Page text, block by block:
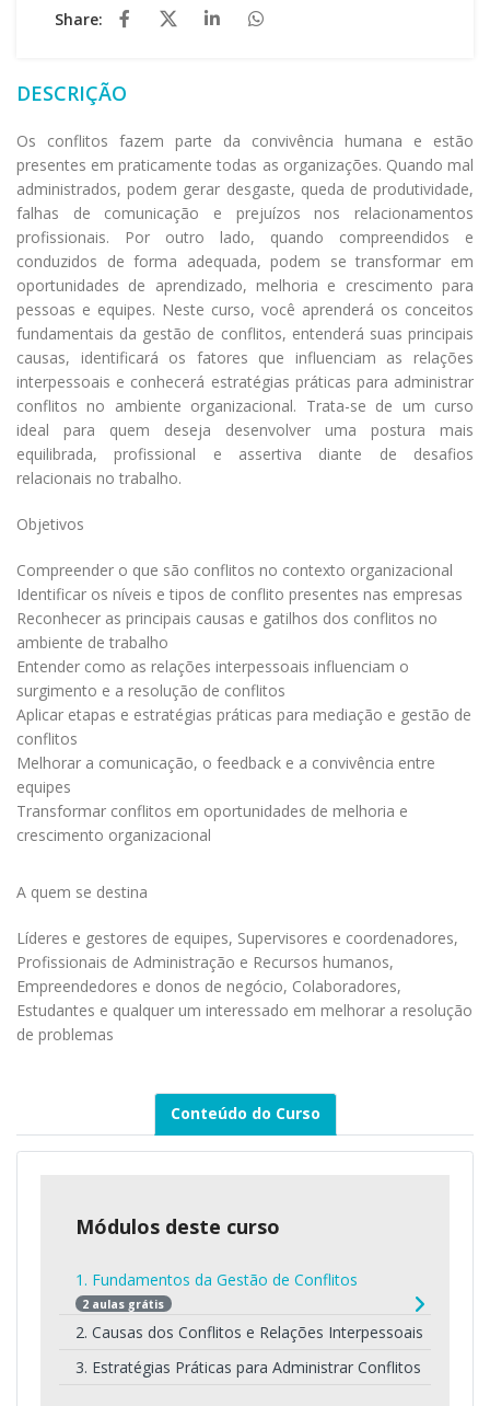
Share:
DESCRIÇÃO
Os conflitos fazem parte da convivência humana e estão
presentes em praticamente todas as organizações. Quando mal
administrados, podem gerar desgaste, queda de produtividade,
falhas de comunicação e prejuízos nos relacionamentos
profissionais. Por outro lado, quando compreendidos e
conduzidos de forma adequada, podem se transformar em
oportunidades de aprendizado, melhoria e crescimento para
pessoas e equipes. Neste curso, você aprenderá os conceitos
fundamentais da gestão de conflitos, entenderá suas principais
causas, identificará os fatores que influenciam as relações
interpessoais e conhecerá estratégias práticas para administrar
conflitos no ambiente organizacional. Trata-se de um curso
ideal para quem deseja desenvolver uma postura mais
equilibrada, profissional e assertiva diante de desafios
relacionais no trabalho.
Objetivos
Compreender o que são conflitos no contexto organizacional
Identificar os níveis e tipos de conflito presentes nas empresas
Reconhecer as principais causas e gatilhos dos conflitos no
ambiente de trabalho
Entender como as relações interpessoais influenciam o
surgimento e a resolução de conflitos
Aplicar etapas e estratégias práticas para mediação e gestão de
conflitos
Melhorar a comunicação, o feedback e a convivência entre
equipes
Transformar conflitos em oportunidades de melhoria e
crescimento organizacional
A quem se destina
Líderes e gestores de equipes, Supervisores e coordenadores,
Profissionais de Administração e Recursos humanos,
Empreendedores e donos de negócio, Colaboradores,
Estudantes e qualquer um interessado em melhorar a resolução
de problemas
Conteúdo do Curso
Módulos deste curso
1. Fundamentos da Gestão de Conflitos
2 aulas grátis
2. Causas dos Conflitos e Relações Interpessoais
3. Estratégias Práticas para Administrar Conflitos